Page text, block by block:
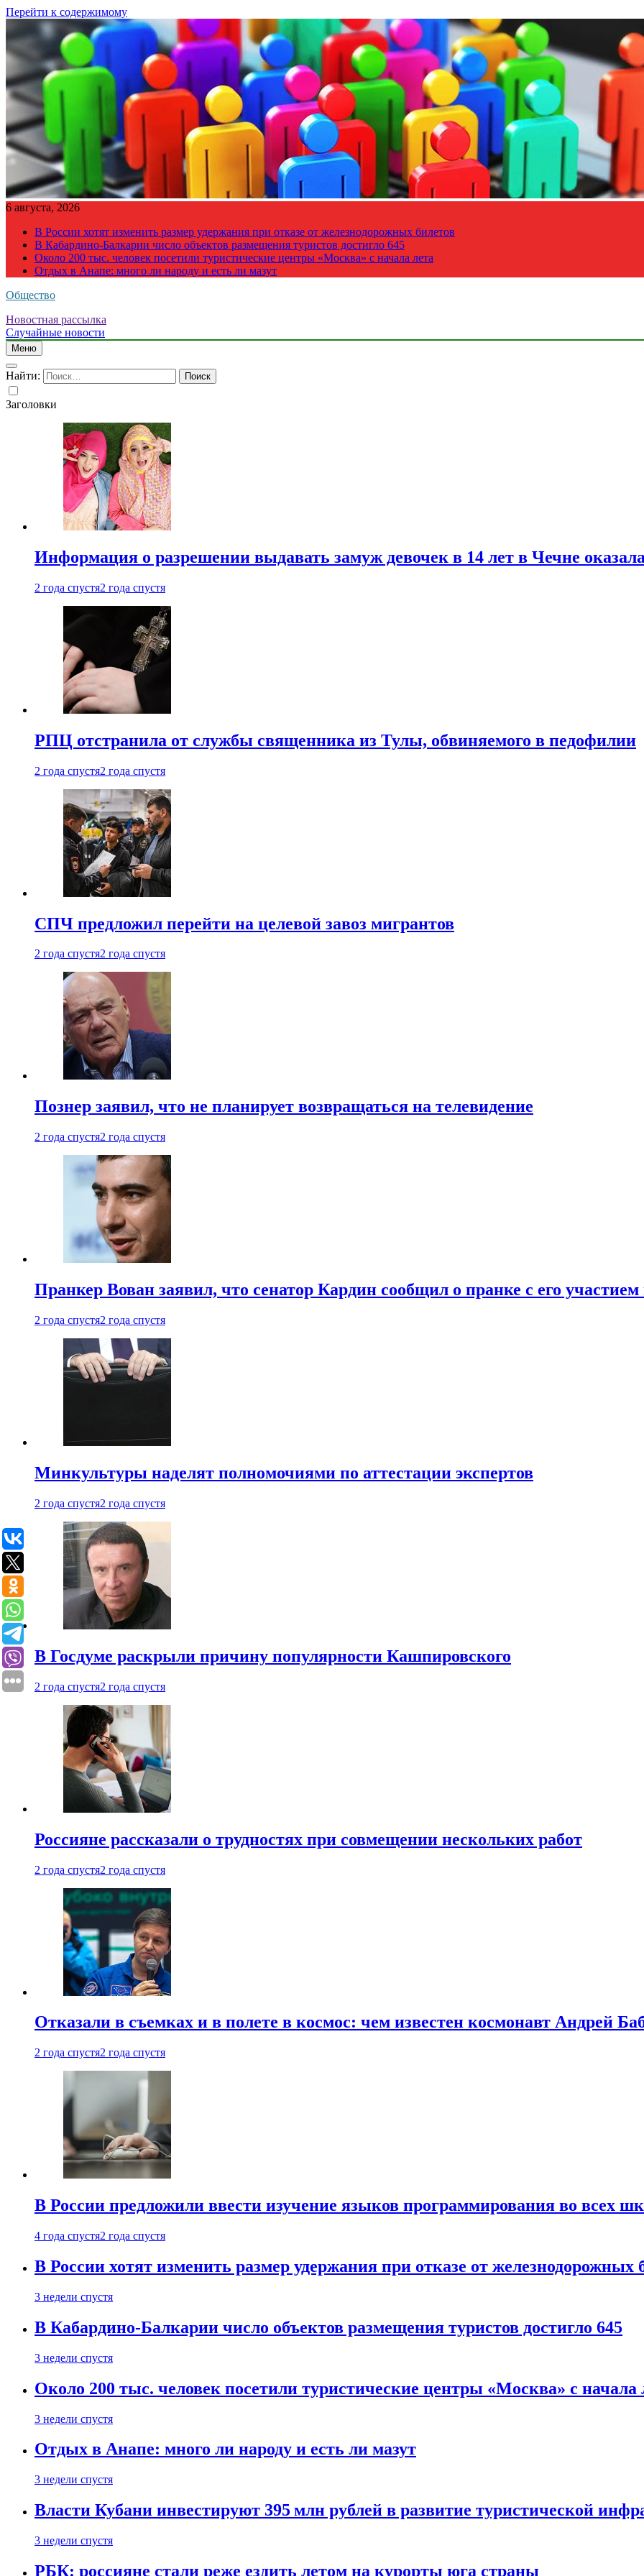
Перейти к содержимому
6 августа, 2026
В России хотят изменить размер удержания при отказе от железнодорожных билетов
В Кабардино-Балкарии число объектов размещения туристов достигло 645
Около 200 тыс. человек посетили туристические центры «Москва» с начала лета
Отдых в Анапе: много ли народу и есть ли мазут
Общество
Новостная рассылка
Случайные новости
Меню
Найти:
Заголовки
Информация о разрешении выдавать замуж девочек в 14 лет в Чечне
2 года спустя2 года спустя
РПЦ отстранила от службы священника из Тулы, обвиняемого в педофилии
2 года спустя2 года спустя
СПЧ предложил перейти на целевой завоз мигрантов
2 года спустя2 года спустя
Познер заявил, что не планирует возвращаться на телевидение
2 года спустя2 года спустя
Пранкер Вован заявил, что сенатор Кардин сообщил о пранке с его
2 года спустя2 года спустя
Минкультуры наделят полномочиями по аттестации экспертов
2 года спустя2 года спустя
В Госдуме раскрыли причину популярности Кашпировского
2 года спустя2 года спустя
Россияне рассказали о трудностях при совмещении нескольких работ
2 года спустя2 года спустя
Отказали в съемках и в полете в космос: чем известен космонавт Андрей
2 года спустя2 года спустя
В России предложили ввести изучение языков программирования во всех
4 года спустя2 года спустя
В России хотят изменить размер удержания при отказе от железнодорожных
3 недели спустя
В Кабардино-Балкарии число объектов размещения туристов достигло 645
3 недели спустя
Около 200 тыс. человек посетили туристические центры «Москва» с начала
3 недели спустя
Отдых в Анапе: много ли народу и есть ли мазут
3 недели спустя
Власти Кубани инвестируют 395 млн рублей в развитие туристической
3 недели спустя
РБК: россияне стали реже ездить летом на курорты юга страны